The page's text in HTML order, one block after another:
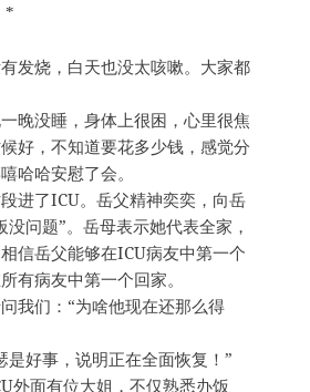
发烧，白天也没太咳嗽。大家都
晚没睡，身体上很困，心里很焦
好，不知道要花多少钱，感觉分
哈哈安慰了会。
进了ICU。岳父精神奕奕，向岳
没问题”。岳母表示她代表全家，
信岳父能够在ICU病友中第一个
有病友中第一个回家。
我们：“为啥他现在还那么得
是好事，说明正在全面恢复！”
外面有位大姐，不仅熟悉办饭